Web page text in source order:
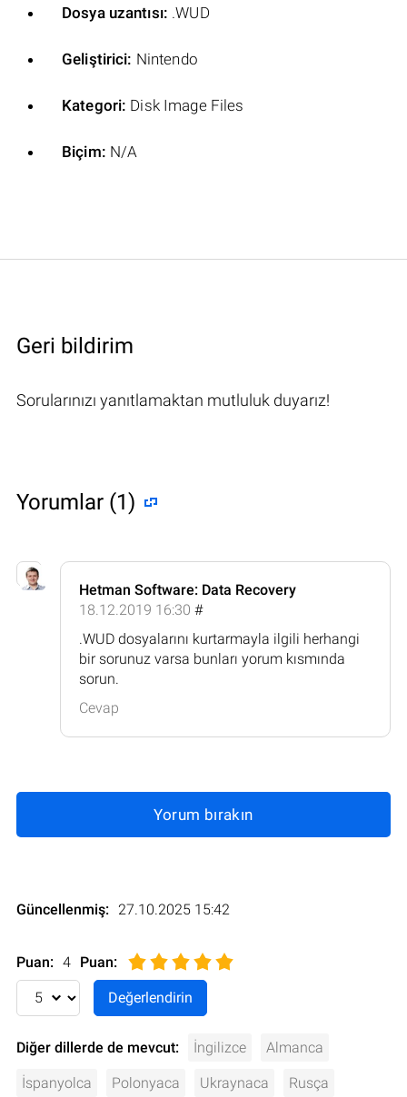
Dosya uzantısı: .WUD
Geliştirici: Nintendo
Kategori: Disk Image Files
Biçim: N/A
Geri bildirim
Sorularınızı yanıtlamaktan mutluluk duyarız!
Yorumlar (1)
Hetman Software: Data Recovery
18.12.2019 16:30 #
.WUD dosyalarını kurtarmayla ilgili herhangi
bir sorunuz varsa bunları yorum kısmında
sorun.
Cevap
Yorum bırakın
Güncellenmiş: 27.10.2025 15:42
Puan: 4 Puan:
Diğer dillerde de mevcut: İngilizce Almanca
İspanyolca Polonyaca Ukraynaca Rusça